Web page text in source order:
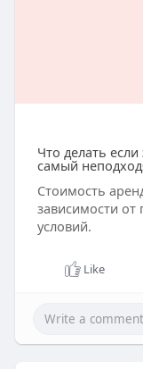
Что делать
самый
Стоимость
зависимости
условий.
Like